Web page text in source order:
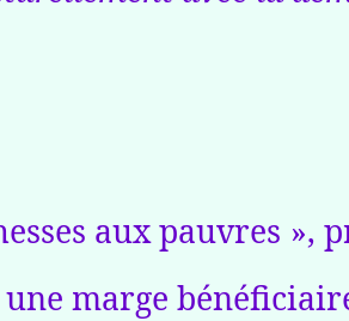
aux pauvres »,
marge